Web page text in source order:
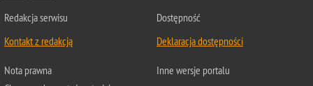
Redakcja serwisu
Kontakt z redakcją
Dostępność
Deklaracja dostępności
Nota prawna
Inne wersje portalu